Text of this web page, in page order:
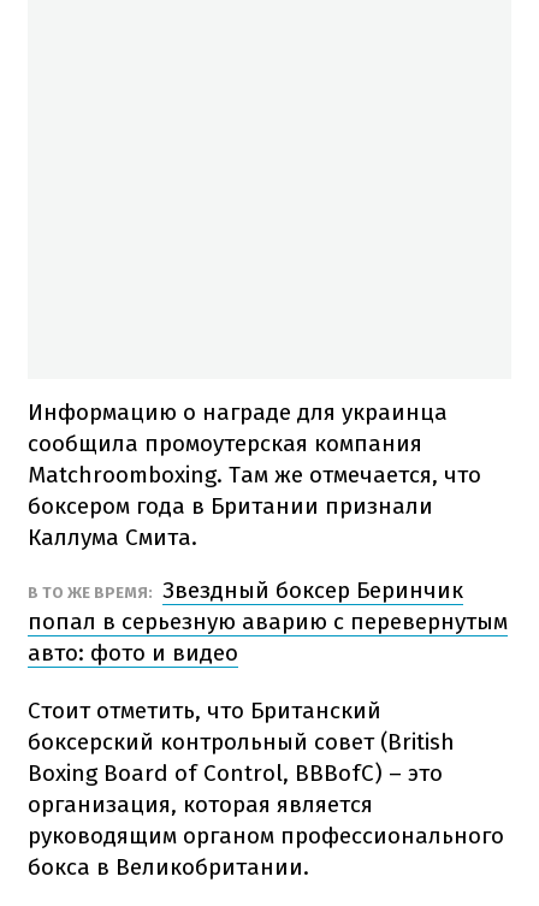
Информацию о награде для украинца
сообщила промоутерская компания
Matchroomboxing. Там же отмечается, что
боксером года в Британии признали
Каллума Смита.
В ТО ЖЕ ВРЕМЯ: Звездный боксер Беринчик
попал в серьезную аварию с перевернутым
авто: фото и видео
Стоит отметить, что Британский
боксерский контрольный совет (British
Boxing Board of Control, BBBofC) – это
организация, которая является
руководящим органом профессионального
бокса в Великобритании.